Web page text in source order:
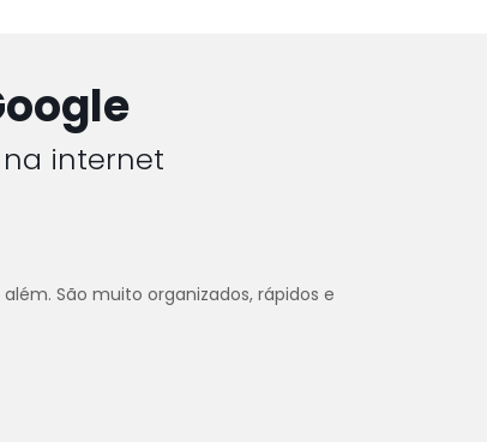
na internet
São muito organizados, rápidos e